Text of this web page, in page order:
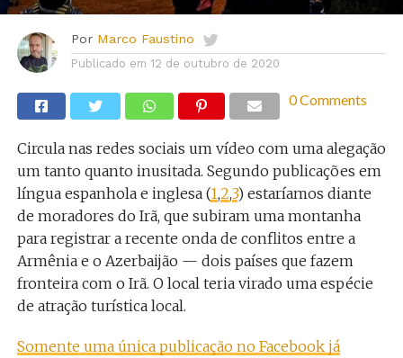
Por Marco Faustino
Publicado em 12 de outubro de 2020
0 Comments
Circula nas redes sociais um vídeo com uma alegação
um tanto quanto inusitada. Segundo publicações em
língua espanhola e inglesa (1,2,3) estaríamos diante
de moradores do Irã, que subiram uma montanha
para registrar a recente onda de conflitos entre a
Armênia e o Azerbaijão — dois países que fazem
fronteira com o Irã. O local teria virado uma espécie
de atração turística local.
Somente uma única publicação no Facebook já